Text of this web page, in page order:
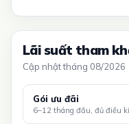
Lãi suất tham
Cập nhật tháng 08/2026
Gói ưu đãi
6–12 tháng đầu, đủ điều